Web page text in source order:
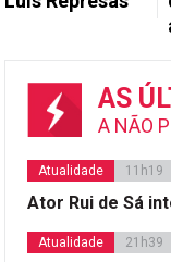
AS
A NÃO
Atualidade 11h19
Ator Rui de Sá
Atualidade 21h39